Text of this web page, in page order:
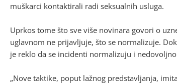
muškarci kontaktirali radi seksualnih usluga.
Uprkos tome što sve više novinara govori o
uglavnom ne prijavljuje, što se normalizuje.
je reklo da se incidenti normalizuju i
„Nove taktike, poput lažnog predstavljanja,